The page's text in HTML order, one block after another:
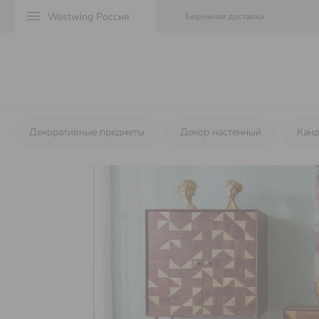
menu Бережная доставка
Декоративные предметы Декор настенный